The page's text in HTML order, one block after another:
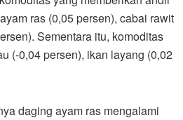
ras (0,05 persen), cabai rawit
Sementara itu, komoditas
(-0,04 persen), ikan layang (0,02
daging ayam ras mengalami